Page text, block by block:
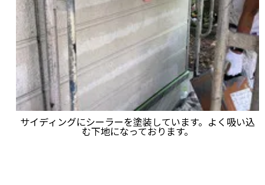
サイディングにシーラーを塗装しています。よく吸い込
む下地になっております。